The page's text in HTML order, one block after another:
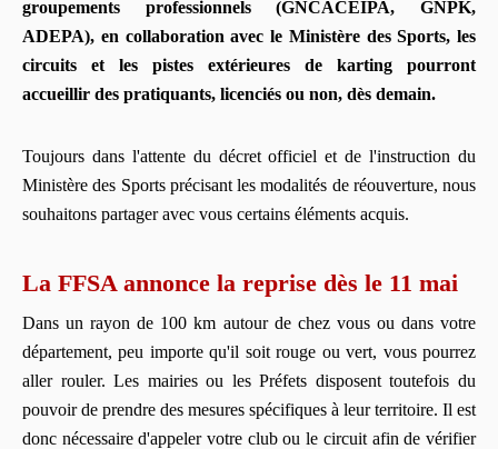
groupements professionnels (GNCACEIPA, GNPK,
ADEPA), en collaboration avec le Ministère des Sports, les
circuits et les pistes extérieures de karting pourront
accueillir des pratiquants, licenciés ou non, dès demain.
Toujours dans l'attente du décret officiel et de l'instruction du
Ministère des Sports précisant les modalités de réouverture, nous
souhaitons partager avec vous certains éléments acquis.
La FFSA annonce la reprise dès le 11 mai
Dans un rayon de 100 km autour de chez vous ou dans votre
département, peu importe qu'il soit rouge ou vert, vous pourrez
aller rouler. Les mairies ou les Préfets disposent toutefois du
pouvoir de prendre des mesures spécifiques à leur territoire. Il est
donc nécessaire d'appeler votre club ou le circuit afin de vérifier